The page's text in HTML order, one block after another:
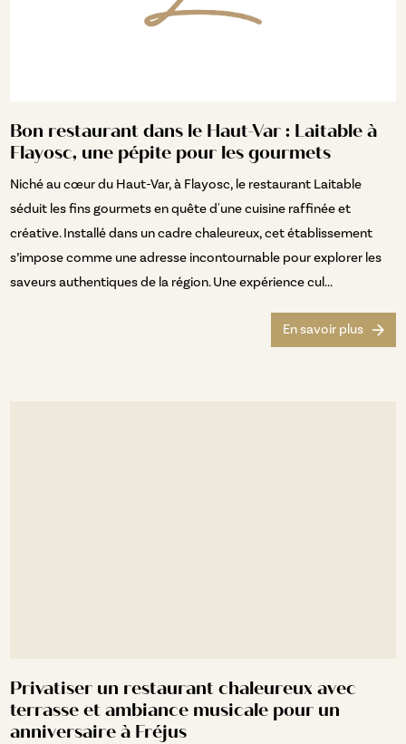
Bon restaurant dans le Haut-Var : Laitable à
Flayosc, une pépite pour les gourmets
Niché au cœur du Haut-Var, à Flayosc, le restaurant Laitable
séduit les fins gourmets en quête d'une cuisine raffinée et
créative. Installé dans un cadre chaleureux, cet établissement
s’impose comme une adresse incontournable pour explorer les
saveurs authentiques de la région. Une expérience cul...
En savoir plus
Privatiser un restaurant chaleureux avec
terrasse et ambiance musicale pour un
anniversaire à Fréjus